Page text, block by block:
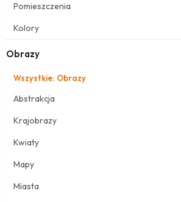
Pomieszczenia
Kolory
Obrazy
Wszystkie: Obrazy
Abstrakcja
Krajobrazy
Kwiaty
Mapy
Miasta